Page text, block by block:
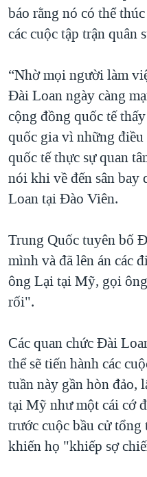
QUAN HỆ VIỆT MỸ
báo rằng nó có thể
các cuộc tập trận quân
“Nhờ mọi người làm
Đài Loan ngày càng
cộng đồng quốc tế
quốc gia vì những
quốc tế thực sự quan
nói khi về đến sân bay
Loan tại Đào Viên.
Trung Quốc tuyên bố
mình và đã lên án các
ông Lại tại Mỹ, gọi
rối".
Các quan chức Đài
thể sẽ tiến hành các
tuần này gần hòn đảo,
tại Mỹ như một cái cớ
trước cuộc bầu cử
khiến họ "khiếp sợ